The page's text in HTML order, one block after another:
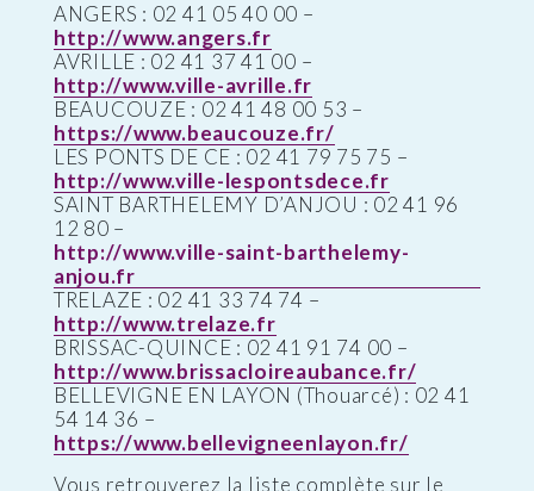
ANGERS : 02 41 05 40 00 –
http://www.angers.fr
AVRILLE : 02 41 37 41 00 –
http://www.ville-avrille.fr
BEAUCOUZE : 02 41 48 00 53 –
https://www.beaucouze.fr/
LES PONTS DE CE : 02 41 79 75 75 –
http://www.ville-lespontsdece.fr
SAINT BARTHELEMY D’ANJOU : 02 41 96
12 80 –
http://www.ville-saint-barthelemy-
anjou.fr
TRELAZE : 02 41 33 74 74 –
http://www.trelaze.fr
BRISSAC-QUINCE : 02 41 91 74 00 –
http://www.brissacloireaubance.fr/
BELLEVIGNE EN LAYON (Thouarcé) : 02 41
54 14 36 –
https://www.bellevigneenlayon.fr/
Vous retrouverez la liste complète sur le